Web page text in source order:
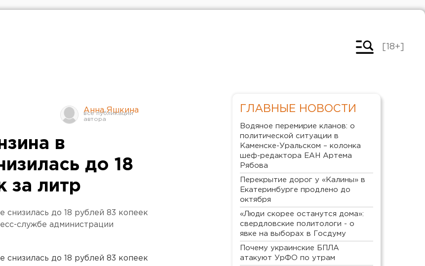
[18+]
Анна Яшкина
в
до 18
за литр
снизилась до 18 рублей 83 копеек
службе администрации
снизилась до 18 рублей 83 копеек
ГЛАВНЫЕ НОВОСТИ
Водяное перемирие кланов: о
политической ситуации в
Каменске-Уральском – колонка
шеф-редактора ЕАН Артема
Рябова
Перекрытие дорог у «Калины» в
Екатеринбурге продлено до
октября
«Люди скорее останутся дома»:
свердловские политологи - о
явке на выборах в Госдуму
Почему украинские БПЛА
атакуют УрФО по утрам